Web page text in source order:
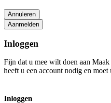
Aanmelden
Inloggen
Fijn dat u mee wilt doen aan
heeft u een account nodig en
Inloggen